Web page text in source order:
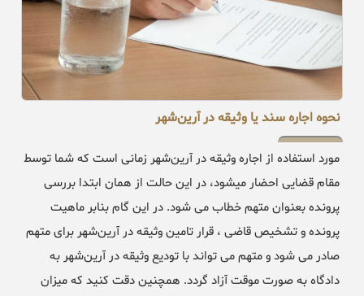
نحوه اجاره سند یا وثیقه در آرین‌شهر
مورد استفاده از اجاره وثیقه در آرین‌شهر زمانی است که شما توسط
مقام قضایی احضار میشود، در این حالت از همان ابتدا بررسی
پرونده بعنوان متهم خطاب می شود. در این گام بنابر ماهیت
پرونده و تشخیص قاضی ، قرار تامین وثیقه در آرین‌شهر برای متهم
صادر می شود و متهم می تواند با تودیع وثیقه در آرین‌شهر به
دادگاه به صورت موقت آزاد گردد. همچنین دقت کنید که میزان